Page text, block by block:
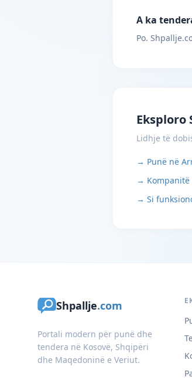
A ka
Po.
Eksploro
Lidhje të
→ Punë në
→ Kompanitë
→ Si
Shpallje.com
Portali modern për punë dhe
tendera në Kosovë, Shqipëri
dhe Maqedoninë e Veriut.